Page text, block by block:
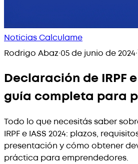
Noticias Calculame
Rodrigo Abaz·05 de junio de 2024·
Declaración de IRPF e
guía completa para
Todo lo que necesitás saber
IRPF e IASS 2024: plazos,
presentación y cómo obtener
práctica para emprendedores.